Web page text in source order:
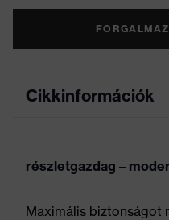
Cikkinformációk
részletgazdag –
Maximális biztonságot